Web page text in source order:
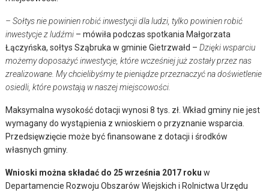
– Sołtys nie powinien robić inwestycji dla ludzi, tylko powinien robić
inwestycje z ludźmi – mówiła podczas spotkania Małgorzata
Łączyńska, sołtys Sząbruka w gminie Gietrzwałd –Dzięki wsparciu
możemy doposażyć inwestycje, które wcześniej już zostały przez nas
zrealizowane. My chcielibyśmy te pieniądze przeznaczyć na doświetlenie
osiedli, które powstają w naszej miejscowości.
Maksymalna wysokość dotacji wynosi 8 tys. zł. Wkład gminy nie jest
wymagany do wystąpienia z wnioskiem o przyznanie wsparcia.
Przedsięwzięcie może być finansowane z dotacji i środków
własnych gminy.
Wnioski można składać do 25 września 2017 roku w
Departamencie Rozwoju Obszarów Wiejskich i Rolnictwa Urzędu